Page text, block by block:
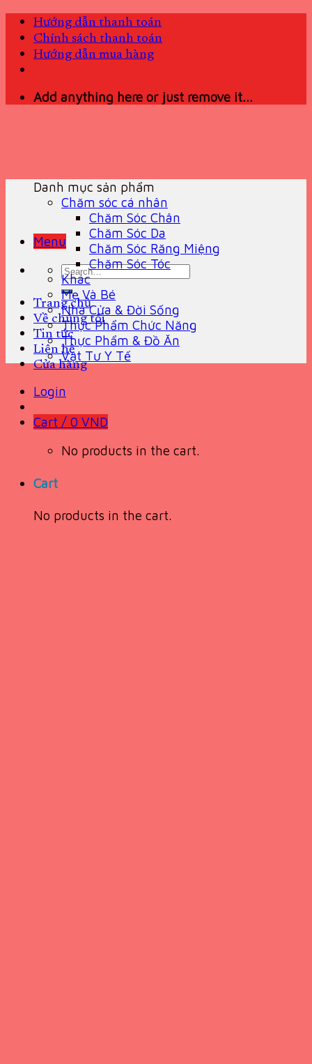
Skip
content
Hướng dẫn thanh toán
Chính sách thanh toán
Hướng dẫn mua hàng
Add anything here or just remove it...
Menu
Search
for:
Trang chủ
Về chúng tôi
Tin tức
Liên hệ
Cửa hàng
Login
Cart / 0 VND
No products in the cart.
Cart
No products in the cart.
Danh mục sản phẩm
Chăm sóc cá nhân
Chăm Sóc Chân
Chăm Sóc Da
Chăm Sóc Răng Miệng
Chăm Sóc Tóc
Khác
Mẹ Và Bé
Nhà Cửa & Đời Sống
Thực Phẩm Chức Năng
Thực Phẩm & Đồ Ăn
Vật Tư Y Tế